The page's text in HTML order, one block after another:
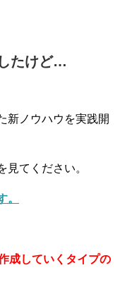
たけど…
新ノウハウを実践開
見てください。
。
成していくタイプの